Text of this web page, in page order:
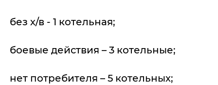
без х/в - 1 котельная;
боевые действия – 3 котельные;
нет потребителя – 5 котельных;